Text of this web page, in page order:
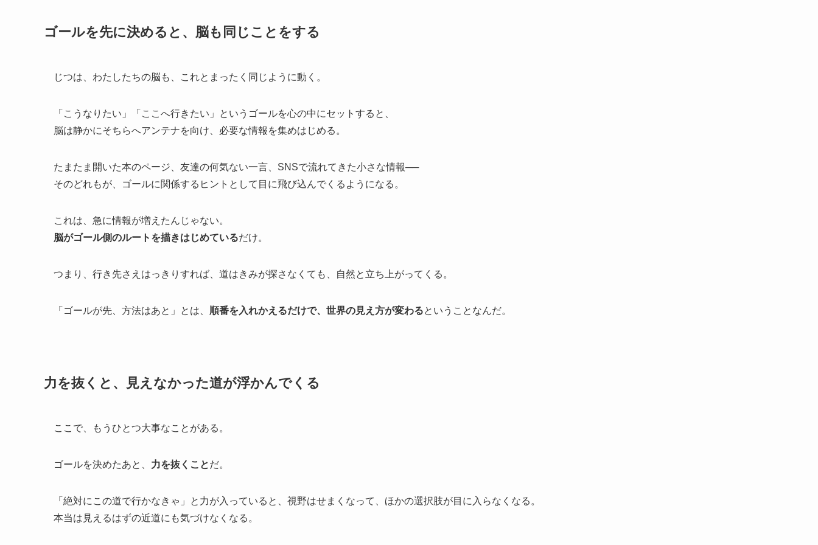
ゴールを先に決めると、脳も同じことをする
じつは、わたしたちの脳も、これとまったく同じように動く。
「こうなりたい」「ここへ行きたい」というゴールを心の中にセットすると、
脳は静かにそちらへアンテナを向け、必要な情報を集めはじめる。
たまたま開いた本のページ、友達の何気ない一言、SNSで流れてきた小さな情報──
そのどれもが、ゴールに関係するヒントとして目に飛び込んでくるようになる。
これは、急に情報が増えたんじゃない。
脳がゴール側のルートを描きはじめているだけ。
つまり、行き先さえはっきりすれば、道はきみが探さなくても、自然と立ち上がってくる。
「ゴールが先、方法はあと」とは、 順番を入れかえるだけで、世界の見え方が変わるということなんだ。
力を抜くと、見えなかった道が浮かんでくる
ここで、もうひとつ大事なことがある。
ゴールを決めたあと、 力を抜くことだ。
「絶対にこの道で行かなきゃ」と力が入っていると、視野はせまくなって、ほかの選択肢が目に入らなくなる。
本当は見えるはずの近道にも気づけなくなる。